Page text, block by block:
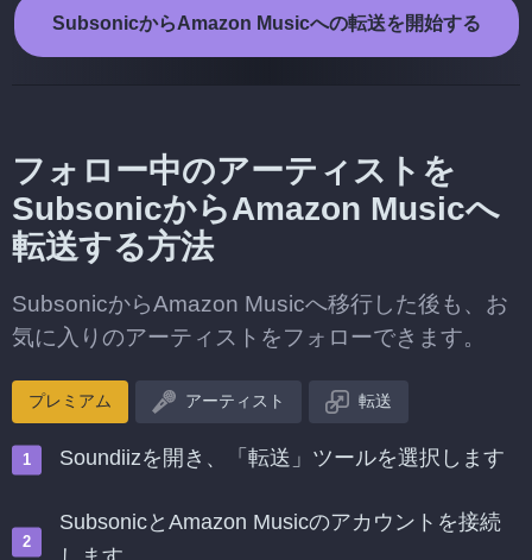
SubsonicからAmazon Musicへの転送を開始する
フォロー中のアーティストを
SubsonicからAmazon Musicへ
転送する方法
SubsonicからAmazon Musicへ移行した後も、お
気に入りのアーティストをフォローできます。
プレミアム アーティスト 転送
Soundiizを開き、「転送」ツールを選択します
SubsonicとAmazon Musicのアカウントを接続